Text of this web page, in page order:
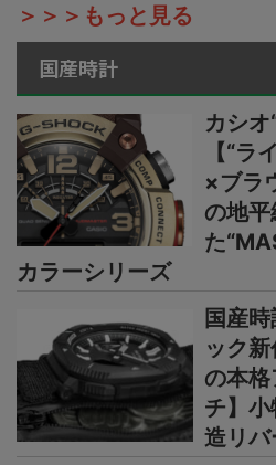
＞＞＞もっと見る
国産時計
カシ
【“ラ
×ブラ
の地
た
カラーシリーズ
国産
ック
の本
チ】
造リバ